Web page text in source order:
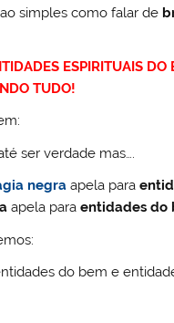
simples como falar de
ESPIRITUAIS
TUDO!
ser verdade mas….
negra apela para
apela paraentidades do
do bem e